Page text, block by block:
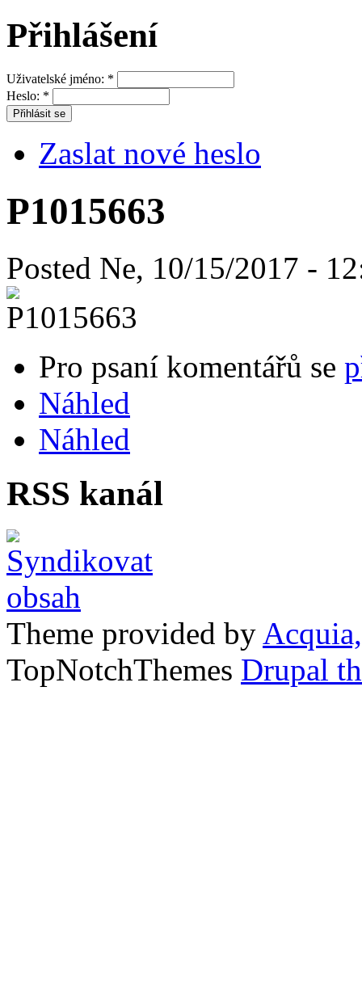
Přihlášení
Uživatelské jméno: *
Heslo: *
Zaslat nové heslo
P1015663
Posted Ne, 10/15/2017 -
Pro psaní komentářů se
Náhled
Náhled
RSS kanál
Theme provided by
TopNotchThemes Drupal